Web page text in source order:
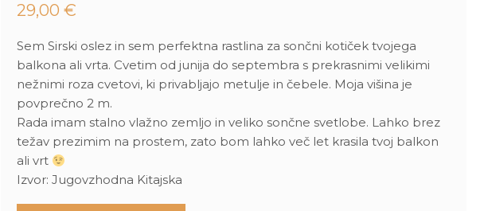
29,00 €
Sem Sirski oslez in sem perfektna rastlina za sončni kotiček tvojega
balkona ali vrta. Cvetim od junija do septembra s prekrasnimi velikimi
nežnimi roza cvetovi, ki privabljajo metulje in čebele. Moja višina je
povprečno 2 m.
Rada imam stalno vlažno zemljo in veliko sončne svetlobe. Lahko brez
težav prezimim na prostem, zato bom lahko več let krasila tvoj balkon
ali vrt
Izvor: Jugovzhodna Kitajska